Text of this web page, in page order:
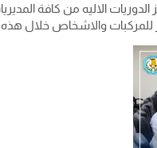
الدوريات الاليه من كافة
والاشخاص خلال هذه